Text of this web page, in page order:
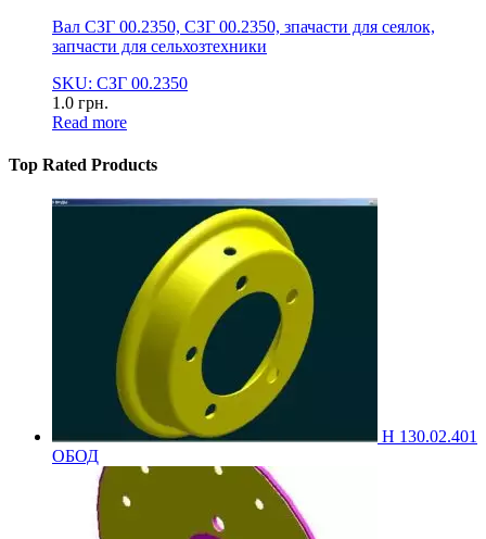
Вал СЗГ 00.2350, СЗГ 00.2350, зпачасти для сеялок,
запчасти для сельхозтехники
SKU: СЗГ 00.2350
1.0 грн.
Read more
Top Rated Products
Н 130.02.401
ОБОД